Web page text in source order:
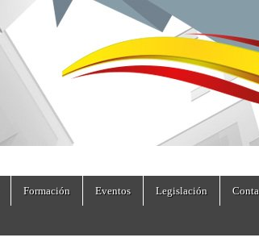
Formación Eventos Legislación